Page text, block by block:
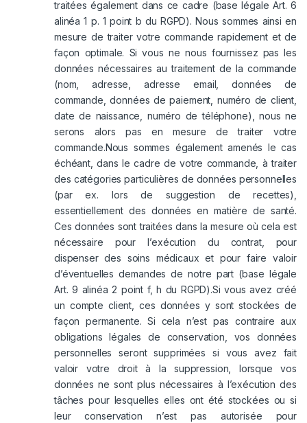
traitées également dans ce cadre (base légale Art. 6
alinéa 1 p. 1 point b du RGPD). Nous sommes ainsi en
mesure de traiter votre commande rapidement et de
façon optimale. Si vous ne nous fournissez pas les
données nécessaires au traitement de la commande
(nom, adresse, adresse email, données de
commande, données de paiement, numéro de client,
date de naissance, numéro de téléphone), nous ne
serons alors pas en mesure de traiter votre
commande.Nous sommes également amenés le cas
échéant, dans le cadre de votre commande, à traiter
des catégories particulières de données personnelles
(par ex. lors de suggestion de recettes),
essentiellement des données en matière de santé.
Ces données sont traitées dans la mesure où cela est
nécessaire pour l’exécution du contrat, pour
dispenser des soins médicaux et pour faire valoir
d’éventuelles demandes de notre part (base légale
Art. 9 alinéa 2 point f, h du RGPD).Si vous avez créé
un compte client, ces données y sont stockées de
façon permanente. Si cela n’est pas contraire aux
obligations légales de conservation, vos données
personnelles seront supprimées si vous avez fait
valoir votre droit à la suppression, lorsque vos
données ne sont plus nécessaires à l’exécution des
tâches pour lesquelles elles ont été stockées ou si
leur conservation n’est pas autorisée pour